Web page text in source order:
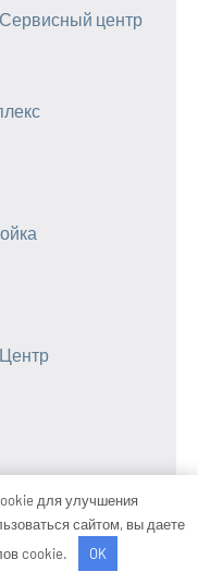
центр
для улучшения
сайтом, вы даете
cookie.
OK